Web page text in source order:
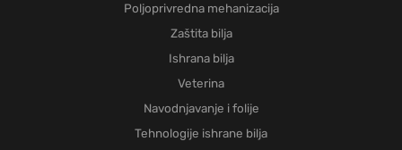
Poljoprivredna mehanizacija
Zaštita bilja
Ishrana bilja
Veterina
Navodnjavanje i folije
Tehnologije ishrane bilja